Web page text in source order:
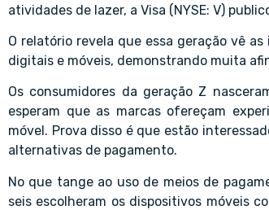
atividades de lazer, a Visa (NYSE: V)
O relatório revela que essa geração vê
digitais e móveis, demonstrando muita
Os consumidores da geração Z
esperam que as marcas ofereçam
móvel. Prova disso é que estão
alternativas de pagamento.
No que tange ao uso de meios de
seis escolheram os dispositivos móveis